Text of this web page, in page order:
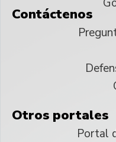
Contáctenos
Otros portales
Portal